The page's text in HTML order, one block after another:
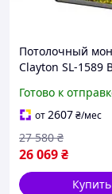
Потолочный
Clayton SL-1589
Готово к
от2607₴/мес
26 069₴
27 580 ₴
Купить